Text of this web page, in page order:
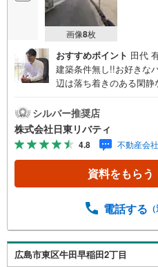
画像8枚
おすすめポイント 田代
建築条件無し!!お好きな
辺は落ち着きのある閑
リバティへ!!チラシやネ
介できます。広島市内は
で6000物件の豊富な情
見て納得して買いたい」
短所を現地でご確認で
い。TV電話やLINE等
をモットーに、創業以
できました。「人と人
切に、お客様へのサポー
東リバティ〒732-0818広
シルバー推奨店
株式会社日東リバティ
4.8 不動産会
資料をもらう
電話する
広島市東区牛田早稲田2丁目